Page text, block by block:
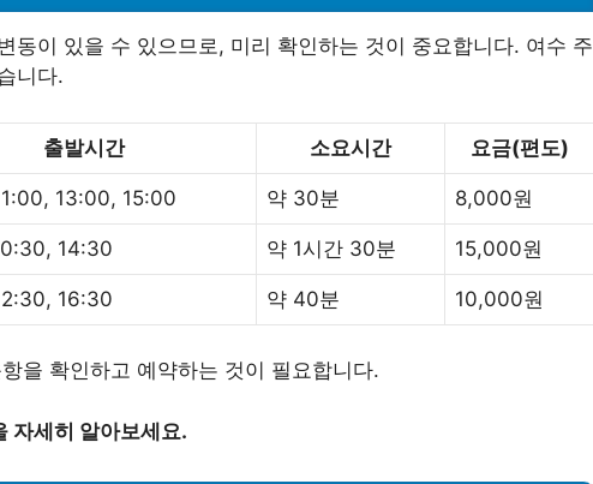
동이 있을 수 있으므로, 미리 확인하는 것이 중요합니다. 여수 주
니다.
출발시간 소요시간 요금(편도)
13:00, 15:00 약 30분 8,000원
14:30 약 1시간 30분 15,000원
16:30 약 40분 10,000원
을 확인하고 예약하는 것이 필요합니다.
자세히 알아보세요.